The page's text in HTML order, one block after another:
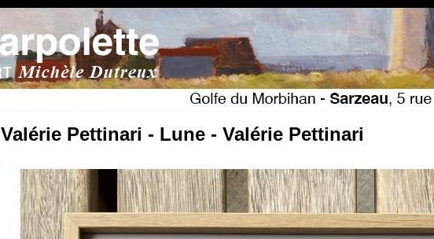
Valérie Pettinari - Lune - Valérie Pettinari